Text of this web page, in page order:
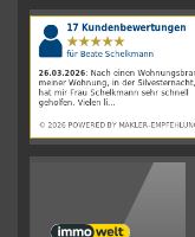
|110Schelkmann
ImmobilienBewertungen
auf
werkenntdenBESTEN.de